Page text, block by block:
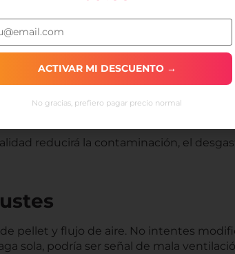
y de buena
exceso de humedad, polvo, incluso
de la Salud(OMS) sobre la calidad
cardiovasculares,
reducirá la contaminación, el
pellet y flujo de aire. No intentes
sola, podría ser señal de mala
ACTIVAR MI DESCUENTO →
No gracias, prefiero pagar precio normal